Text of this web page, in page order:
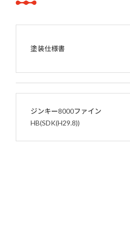
塗装仕様書
ジンキー8000ファイン
HB(SDK(H29.8))